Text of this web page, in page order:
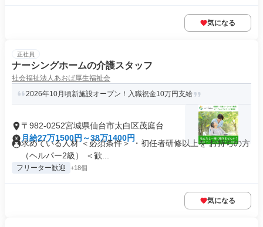
気になる
正社員
ナーシングホームの介護スタッフ
社会福祉法人あおば厚生福祉会
2026年10月頃新施設オープン！入職祝金10万円支給
〒982-0252宮城県仙台市太白区茂庭台
月給27万1500円～38万1400円
求めている人材 ＜必須条件＞ ・初任者研修以上を お持ちの方
（ヘルパー2級） ＜歓...
フリーター歓迎 +18個
気になる